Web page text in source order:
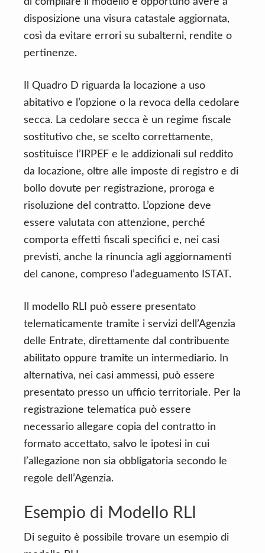
disposizione una visura catastale aggiornata,
così da evitare errori su subalterni, rendite o
pertinenze.
Il Quadro D riguarda la locazione a uso
abitativo e l’opzione o la revoca della cedolare
secca. La cedolare secca è un regime fiscale
sostitutivo che, se scelto correttamente,
sostituisce l’IRPEF e le addizionali sul reddito
da locazione, oltre alle imposte di registro e di
bollo dovute per registrazione, proroga e
risoluzione del contratto. L’opzione deve
essere valutata con attenzione, perché
comporta effetti fiscali specifici e, nei casi
previsti, anche la rinuncia agli aggiornamenti
del canone, compreso l’adeguamento ISTAT.
Il modello RLI può essere presentato
telematicamente tramite i servizi dell’Agenzia
delle Entrate, direttamente dal contribuente
abilitato oppure tramite un intermediario. In
alternativa, nei casi ammessi, può essere
presentato presso un ufficio territoriale. Per la
registrazione telematica può essere
necessario allegare copia del contratto in
formato accettato, salvo le ipotesi in cui
l’allegazione non sia obbligatoria secondo le
regole dell’Agenzia.
Esempio di Modello RLI
Di seguito è possibile trovare un esempio di